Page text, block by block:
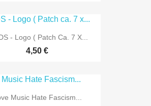
- Logo ( Patch Ca. 7 X...
4,50 €
Music Hate Fascism...